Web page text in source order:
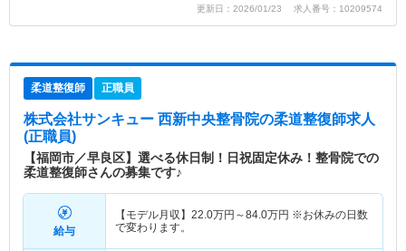
更新日：2026/01/23 求人番号：10209574
柔道整復師 正職員
株式会社サンキュー 西新中央整骨院の柔道整復師求人
(正職員)
【福岡市／早良区】選べる休日制！日祝固定休み！整骨院での
柔道整復師さんの募集です♪
給与
【モデル月収】 22.0万円～84.0万円 ※お休みの日数
で変わります。